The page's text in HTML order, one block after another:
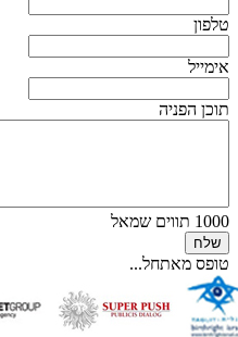
טלפון
אימייל
תוכן הפניה
1000 תווים שמאל
שלח
טופס מאתחל...